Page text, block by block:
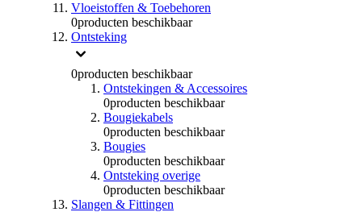
Vloeistoffen & Toebehoren
0producten beschikbaar
Ontsteking
0producten beschikbaar
Ontstekingen & Accessoires
0producten beschikbaar
Bougiekabels
0producten beschikbaar
Bougies
0producten beschikbaar
Ontsteking overige
0producten beschikbaar
Slangen & Fittingen